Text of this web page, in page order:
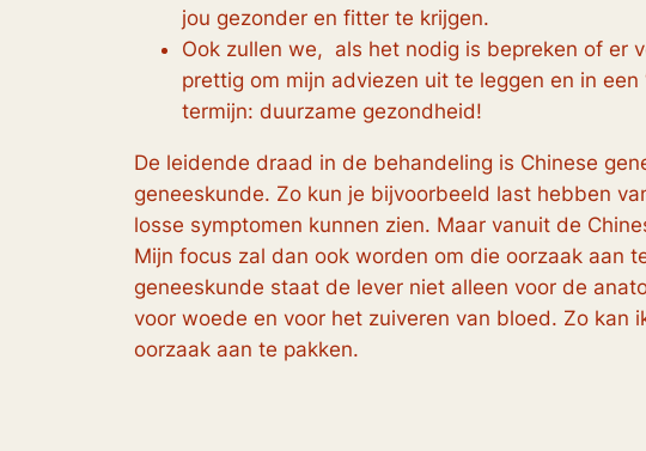
jou gezonder en fitter te krijgen.
Ook zullen we, als het nodig is bepreken of er
prettig om mijn adviezen uit te leggen en in
termijn: duurzame gezondheid!
De leidende draad in de behandeling is Chinese
geneeskunde. Zo kun je bijvoorbeeld last hebben
losse symptomen kunnen zien. Maar vanuit de
Mijn focus zal dan ook worden om die oorzaak aan
geneeskunde staat de lever niet alleen voor de
voor woede en voor het zuiveren van bloed. Zo
oorzaak aan te pakken.